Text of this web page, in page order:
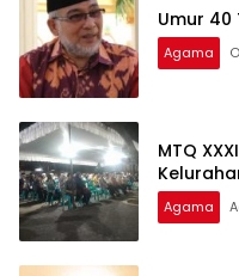
Umur 40
Agama
MTQ
Agama